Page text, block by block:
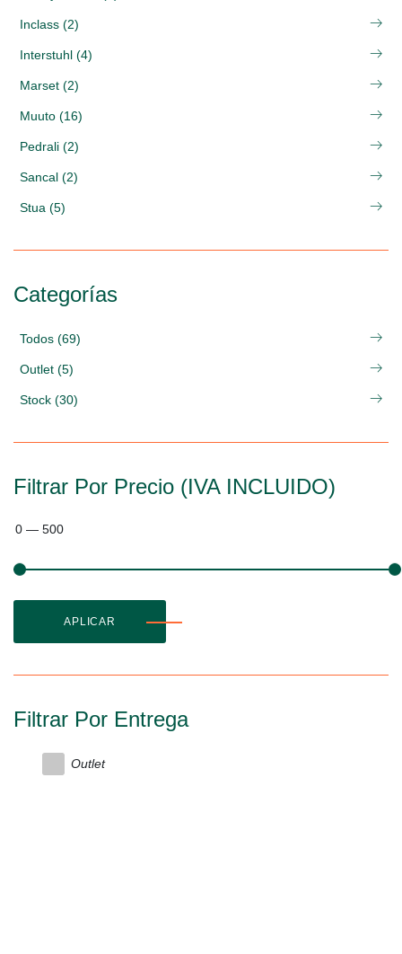
Inclass (2)
Interstuhl (4)
Marset (2)
Muuto (16)
Pedrali (2)
Sancal (2)
Stua (5)
Categorías
Todos (69)
Outlet (5)
Stock (30)
Filtrar Por Precio (IVA INCLUIDO)
0 — 500
APLICAR
Filtrar Por Entrega
Outlet